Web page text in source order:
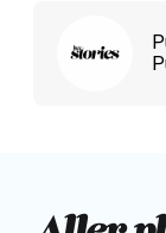
Aller